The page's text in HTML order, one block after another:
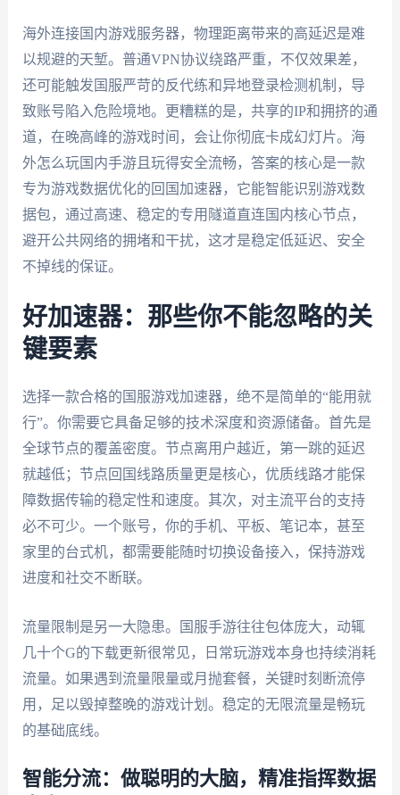
海外连接国内游戏服务器，物理距离带来的高延迟是难
以规避的天堑。普通VPN协议绕路严重，不仅效果差，
还可能触发国服严苛的反代练和异地登录检测机制，导
致账号陷入危险境地。更糟糕的是，共享的IP和拥挤的通
道，在晚高峰的游戏时间，会让你彻底卡成幻灯片。海
外怎么玩国内手游且玩得安全流畅，答案的核心是一款
专为游戏数据优化的回国加速器，它能智能识别游戏数
据包，通过高速、稳定的专用隧道直连国内核心节点，
避开公共网络的拥堵和干扰，这才是稳定低延迟、安全
不掉线的保证。
好加速器：那些你不能忽略的关
键要素
选择一款合格的国服游戏加速器，绝不是简单的“能用就
行”。你需要它具备足够的技术深度和资源储备。首先是
全球节点的覆盖密度。节点离用户越近，第一跳的延迟
就越低；节点回国线路质量更是核心，优质线路才能保
障数据传输的稳定性和速度。其次，对主流平台的支持
必不可少。一个账号，你的手机、平板、笔记本，甚至
家里的台式机，都需要能随时切换设备接入，保持游戏
进度和社交不断联。
流量限制是另一大隐患。国服手游往往包体庞大，动辄
几十个G的下载更新很常见，日常玩游戏本身也持续消耗
流量。如果遇到流量限量或月抛套餐，关键时刻断流停
用，足以毁掉整晚的游戏计划。稳定的无限流量是畅玩
的基础底线。
智能分流：做聪明的大脑，精准指挥数据